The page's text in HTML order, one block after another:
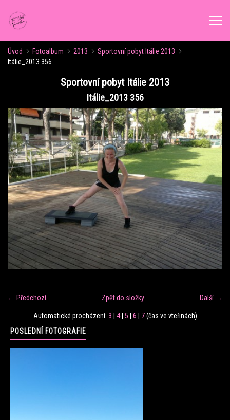
ÚVOD
ROZVRH CVIČENÍ
KALENDÁŘ AKCÍ
FORMY CVIČENÍ
VÝŽIVOVÉ PORADENSTVÍ
FITNESS TRÉNINK
FIT CLUB VERONIKA
Úvod Fotoalbum 2013
Sportovní pobyt Itálie 2013
Itálie_2013 356
Sportovní pobyt Itálie 2013
Itálie_2013 356
← Předchozí Další →
Zpět do složky
Automatické procházení: 3 | 4| 5 | 6 | 7(čas ve vteřinách)
POSLEDNÍ FOTOGRAFIE